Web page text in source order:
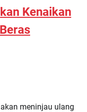
Kenaikan
meninjau ulang